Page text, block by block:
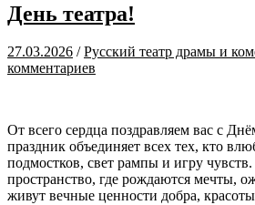
День театра!
27.03.2026 /Русский театр драмы и
комментариев
От всего сердца поздравляем вас с
праздник объединяет всех тех, кто
подмостков, свет рампы и игру
пространство, где рождаются мечты,
живут вечные ценности добра,